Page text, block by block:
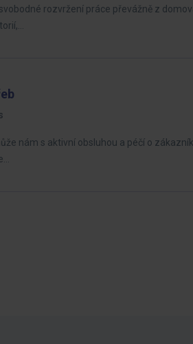
rozvržení práce převážně z
nám s aktivní obsluhou a péčí o